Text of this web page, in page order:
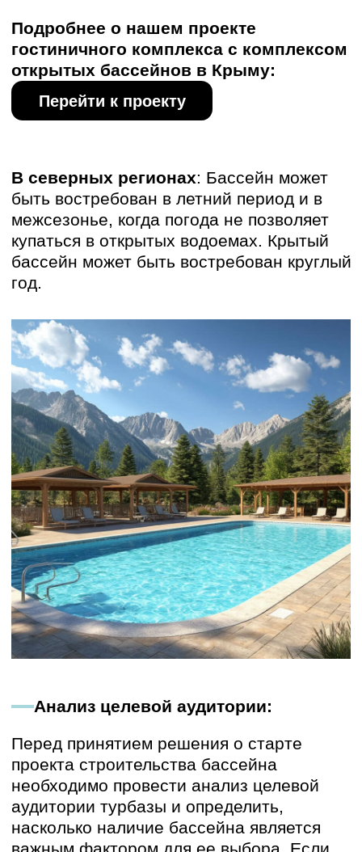
Архитектурное бюро ARCHIALL может
помочь Вам в проектировании
туристической базы с бассейном!
Строительство бассейна на базе отдыха
– это серьезное инвестиционное
решение, требующее тщательного
анализа всех факторов: спроса,
конкуренции, географического
положения, целевой аудитории, затрат и
окупаемости. Прежде чем принимать
окончательное решение, необходимо
провести маркетинговое исследование,
составить подробный бизнес-план и
проконсультироваться со специалистами.
Только в этом случае можно быть
уверенным в том, что инвестиции в
бассейн принесут прибыль и сделают его
приятным дополнением